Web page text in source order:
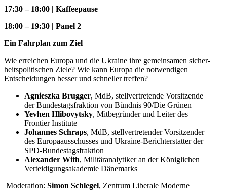
17:30 – 18:00 | Kaffeepause
18:00 – 19:30 | Panel 2
Ein Fahrplan zum Ziel
Wie erreichen Europa und die Ukraine ihre gemein­samen sicher­
heits­po­li­ti­schen Ziele? Wie kann Europa die notwen­digen
Entschei­dungen besser und schneller treffen?
Agnieszka Brugger, MdB, stell­ver­tre­tende Vorsit­zende
der Bundes­tags­fraktion von Bündnis 90/​Die Grünen
Yevhen Hlibo­vytsky, Mitbe­gründer und Leiter des
Frontier Institute
Johannes Schraps, MdB, stell­ver­tre­tender Vorsit­zender
des Europa­aus­schusses und Ukraine-Bericht­erstatter der
SPD-Bundestagsfraktion
Alexander With, Militär­ana­ly­tiker an der König­lichen
Vertei­di­gungs­aka­demie Dänemarks
Moderation: Simon Schlegel, Zentrum Liberale Moderne